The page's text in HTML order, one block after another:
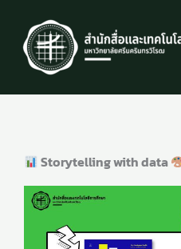
content
Storytelling with data